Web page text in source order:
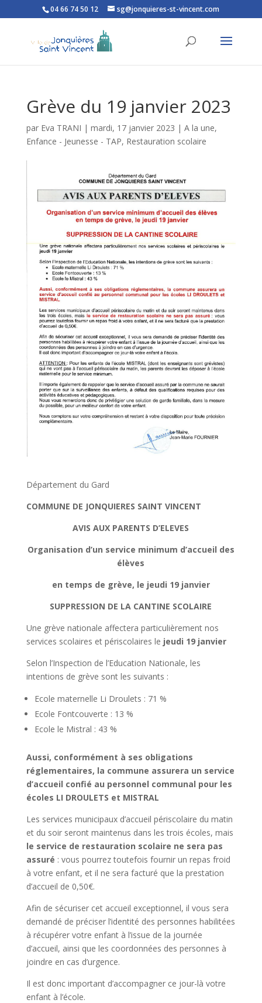
Ouvrir la barre d’outils
04 66 74 50 12 sg@jonquieres-st-vincent.com
Grève du 19 janvier 2023
par Eva TRANI | mardi, 17 janvier 2023 | A la une,
Enfance - Jeunesse - TAP, Restauration scolaire
Département du Gard
COMMUNE DE JONQUIERES SAINT VINCENT
AVIS AUX PARENTS D’ELEVES
Organisation d’un service minimum d’accueil des
élèves
en temps de grève, le jeudi 19 janvier
SUPPRESSION DE LA CANTINE SCOLAIRE
Une grève nationale affectera particulièrement nos
services scolaires et périscolaires le jeudi 19 janvier
Selon l’Inspection de l’Education Nationale, les
intentions de grève sont les suivants :
Ecole maternelle Li Droulets : 71 %
Ecole Fontcouverte : 13 %
Ecole le Mistral : 43 %
Aussi, conformément à ses obligations
réglementaires, la commune assurera un service
d’accueil confié au personnel communal pour les
écoles LI DROULETS et MISTRAL
Les services municipaux d’accueil périscolaire du matin
et du soir seront maintenus dans les trois écoles, mais
le service de restauration scolaire ne sera pas
assuré : vous pourrez toutefois fournir un repas froid
à votre enfant, et il ne sera facturé que la prestation
d’accueil de 0,50€.
Afin de sécuriser cet accueil exceptionnel, il vous sera
demandé de préciser l’identité des personnes habilitées
à récupérer votre enfant à l’issue de la journée
d’accueil, ainsi que les coordonnées des personnes à
joindre en cas d’urgence.
Il est donc important d’accompagner ce jour-là votre
enfant à l’école.